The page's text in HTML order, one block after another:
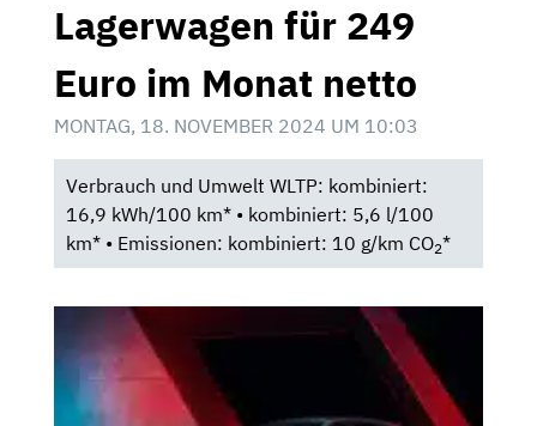
Lagerwagen für 249
Euro im Monat netto
MONTAG, 18. NOVEMBER 2024 UM 10:03
Verbrauch und Umwelt WLTP: kombiniert:
16,9 kWh/100 km* • kombiniert: 5,6 l/100
km* • Emissionen: kombiniert: 10 g/km CO2*